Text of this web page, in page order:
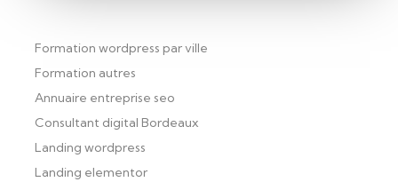
Formation wordpress par ville
Formation autres
Annuaire entreprise seo
Consultant digital Bordeaux
Landing wordpress
Landing elementor